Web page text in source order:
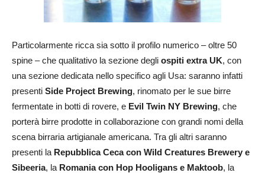
Particolarmente ricca sia sotto il profilo numerico – oltre 50
spine – che qualitativo la sezione degli ospiti extra UK, con
una sezione dedicata nello specifico agli Usa: saranno infatti
presenti Side Project Brewing, rinomato per le sue birre
fermentate in botti di rovere, e Evil Twin NY Brewing, che
porterà birre prodotte in collaborazione con grandi nomi della
scena birraria artigianale americana. Tra gli altri saranno
presenti la Repubblica Ceca con Wild Creatures Brewery e
Sibeeria, la Romania con Hop Hooligans e Maktoob, la